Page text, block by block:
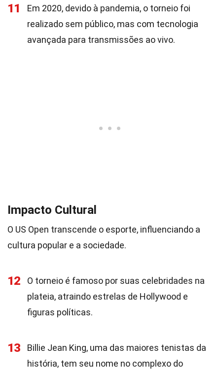
11
Em 2020, devido à pandemia, o torneio foi
realizado sem público, mas com tecnologia
avançada para transmissões ao vivo.
Impacto Cultural
O US Open transcende o esporte, influenciando a
cultura popular e a sociedade.
12
O torneio é famoso por suas celebridades na
plateia, atraindo estrelas de Hollywood e
figuras políticas.
13
Billie Jean King, uma das maiores tenistas da
história, tem seu nome no complexo do